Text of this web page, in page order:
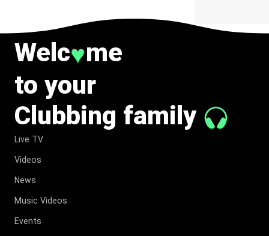
Welc♥me
to your
Clubbing family
Live TV
Videos
News
Music Videos
Events